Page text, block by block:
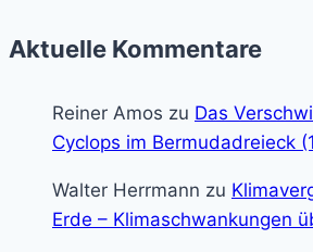
Aktuelle Kommentare
Reiner Amos zu Das
Cyclops im Bermudadreieck
Walter Herrmann zu
Erde – Klimaschwankungen